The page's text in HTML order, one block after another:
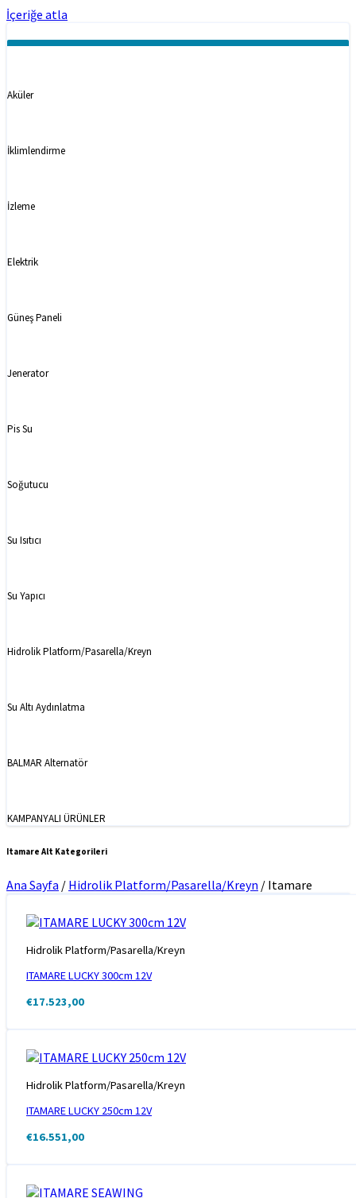
İçeriğe atla
Aküler
İklimlendirme
İzleme
Elektrik
Güneş Paneli
Jenerator
Pis Su
Soğutucu
Su Isıtıcı
Su Yapıcı
Hidrolik Platform/Pasarella/Kreyn
Su Altı Aydınlatma
BALMAR Alternatör
KAMPANYALI ÜRÜNLER
Itamare Alt Kategorileri
Ana Sayfa / Hidrolik Platform/Pasarella/Kreyn / Itamare
Hidrolik Platform/Pasarella/Kreyn
ITAMARE LUCKY 300cm 12V
€17.523,00
Hidrolik Platform/Pasarella/Kreyn
ITAMARE LUCKY 250cm 12V
€16.551,00